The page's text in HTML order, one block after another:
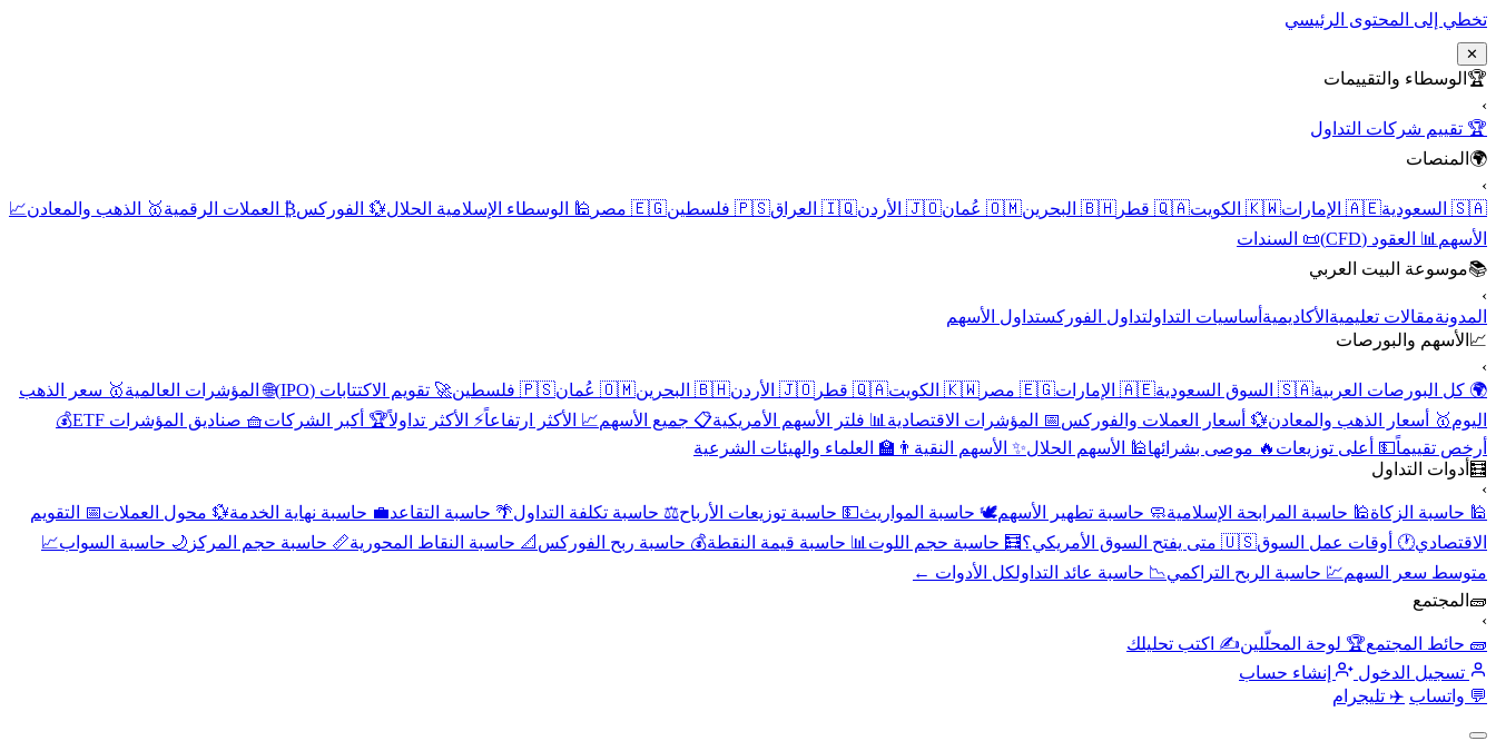
تخطي إلى المحتوى الرئيسي
✕
🏆 الوسطاء والتقييمات
›
🏆 تقييم شركات التداول
🌍 المنصات
›
🇸🇦 السعودية
🇦🇪 الإمارات 🇰🇼 الكويت 🇶🇦 قطر 🇧🇭 البحرين 🇴🇲 عُمان 🇯🇴 الأردن 🇮🇶 العراق 🇵🇸 فلسطين 🇪🇬 مصر 🕌 الوسطاء الإسلامية الحلال💱 الفوركس₿ العملات الرقمية🥇 الذهب والمعادن📈
الأسهم 📊 العقود (CFD)
📜 السندات
📚موسوعة البيت العربي
›
المدونةمقالات تعليمية الأكاديمية أساسيات التداولتداول الفوركستداول الأسهم
📈 الأسهم والبورصات
›
🌍 كل البورصات العربية🇸🇦 السوق السعودية 🇦🇪 الإمارات 🇪🇬 مصر 🇰🇼 الكويت 🇶🇦 قطر 🇯🇴 الأردن 🇧🇭 البحرين 🇴🇲 عُمان 🇵🇸 فلسطين 🚀 تقويم الاكتتابات (IPO) 🌐 المؤشرات العالمية🥇 سعر الذهب
اليوم🥇 أسعار الذهب والمعادن💱 أسعار العملات والفوركس📅 المؤشرات الاقتصادية 📊 فلتر الأسهم الأمريكية📋 جميع الأسهم📈 الأكثر ارتفاعاً⚡ الأكثر تداولاً🏆 أكبر الشركات🧺 صناديق المؤشرات ETF
💰
أرخص تقييماً💵 أعلى توزيعات 🔥 موصى بشرائها🕌 الأسهم الحلال✨ الأسهم النقية 👨‍🏫 العلماء والهيئات الشرعية
🧮 أدوات التداول
›
🕌 حاسبة الزكاة🕌 حاسبة المرابحة الإسلامية🧼 حاسبة تطهير الأسهم🕊️ حاسبة المواريث💵 حاسبة توزيعات الأرباح⚖️ حاسبة تكلفة التداول🌴 حاسبة التقاعد💼 حاسبة نهاية الخدمة💱 محول العملات📅 التقويم
الاقتصادي🕐 أوقات عمل السوق🇺🇸 متى يفتح السوق الأمريكي؟ 🧮 حاسبة حجم اللوت 📊 حاسبة قيمة النقطة💰 حاسبة ربح الفوركس 📐 حاسبة النقاط المحورية📏 حاسبة حجم المركز 🌙 حاسبة السواب📈
متوسط سعر السهم💹 حاسبة الربح التراكمي📉 حاسبة عائد التداولكل الأدوات ←
🧱 المجتمع
›
🧱 حائط المجتمع🏆 لوحة المحلّلين✍️ اكتب تحليلك
تسجيل الدخول
إنشاء حساب
💬 واتساب ✈️ تليجرام